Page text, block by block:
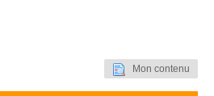
Mon contenu